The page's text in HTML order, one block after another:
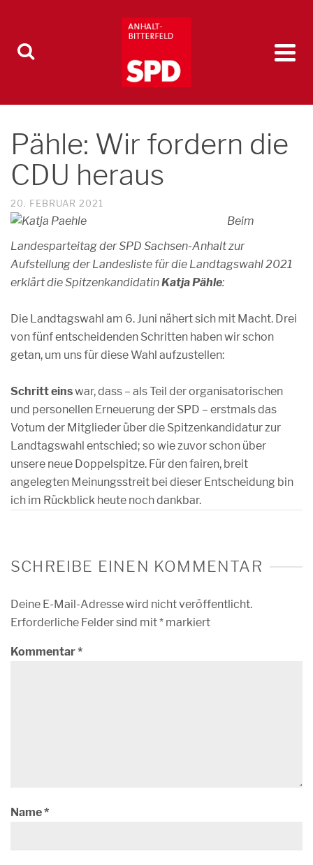
Pähle: Wir fordern die
CDU heraus
20. FEBRUAR 2021
Beim
Landesparteitag der SPD Sachsen-Anhalt zur
Aufstellung der Landesliste für die Landtagswahl 2021
erklärt die SpitzenkandidatinKatja Pähle:
Die Landtagswahl am 6. Juni nähert sich mit Macht. Drei
von fünf entscheidenden Schritten haben wir schon
getan, um uns für diese Wahl aufzustellen:
Schritt einswar, dass – als Teil der organisatorischen
und personellen Erneuerung der SPD – erstmals das
Votum der Mitglieder über die Spitzenkandidatur zur
Landtagswahl entschied; so wie zuvor schon über
unsere neue Doppelspitze. Für den fairen, breit
angelegten Meinungsstreit bei dieser Entscheidung bin
ich im Rückblick heute noch dankbar.
SCHREIBE EINEN KOMMENTAR
Deine E-Mail-Adresse wird nicht veröffentlicht.
Erforderliche Felder sind mit* markiert
Kommentar*
Name*